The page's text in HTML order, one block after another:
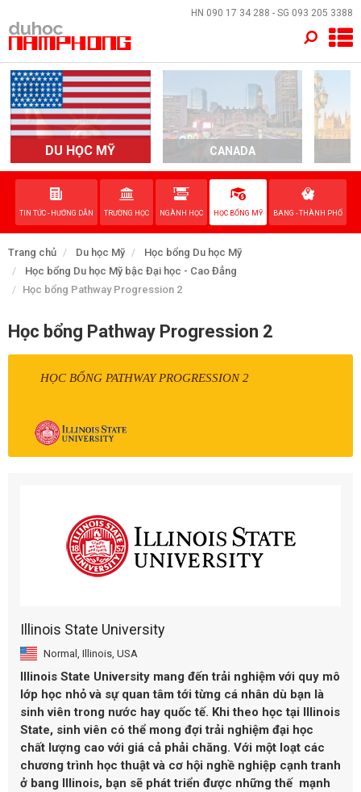
HN 090 17 34 288 - SG 093 205 3388
DU HỌC MỸ CANADA
TIN TỨC - HƯỚNG DẪN TRƯỜNG HỌC NGÀNH HỌC HỌC BỔNG MỸ BANG - THÀNH PHỐ
Trang chủ Du học Mỹ
Học bổng Du học Mỹ
Học bổng Du học Mỹ bậc Đại học - Cao Đẳng
Học bổng Pathway Progression 2
Học bổng Pathway Progression 2
HỌC BỔNG PATHWAY PROGRESSION 2
Illinois State University
Normal, Illinois, USA
Illinois State University mang đến trải nghiệm với quy mô
lớp học nhỏ và sự quan tâm tới từng cá nhân dù bạn là
sinh viên trong nước hay quốc tế. Khi theo học tại Illinois
State, sinh viên có thể mong đợi trải nghiệm đại học
chất lượng cao với giá cả phải chăng. Với một loạt các
chương trình học thuật và cơ hội nghề nghiệp cạnh tranh
ở bang Illinois, bạn sẽ phát triển được những thế mạnh
×
TRANG CHỦ
QUỐC GIA
EVENTS
DỊCH VỤ
VỀ NAM PHONG
LIÊN HỆ